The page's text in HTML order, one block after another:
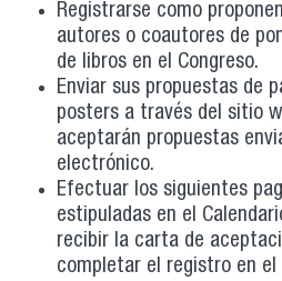
Registrarse como
autores o coautores de
de libros en el Congreso.
Enviar sus propuestas de
posters a través del sitio
aceptarán propuestas
electrónico.
Efectuar los siguientes
estipuladas en el
recibir la carta de
completar el registro en el